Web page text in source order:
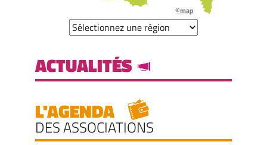
©map
ACTUALITÉS
L'AGENDA
DES ASSOCIATIONS